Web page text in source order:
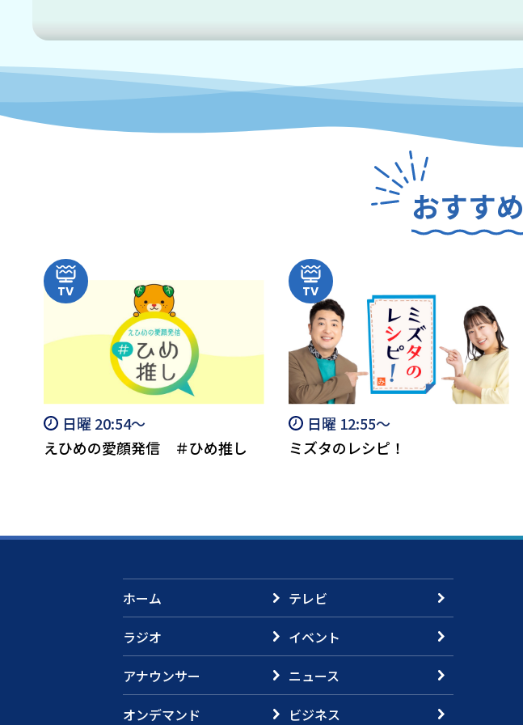
おすすめ
日曜 20:54～
えひめの愛顔発信 ＃ひめ推し
日曜 12:55～
ミズタのレシピ！
ホーム
テレビ
ラジオ
イベント
アナウンサー
ニュース
オンデマンド
ビジネス